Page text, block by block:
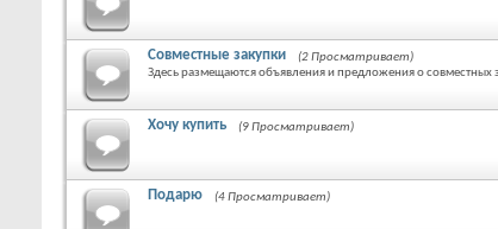
Совместные закупки
(2 Просматривает)
Здесь размещаются объявления и предложения о
Хочу купить (9 Просматривает)
Подарю (4 Просматривает)